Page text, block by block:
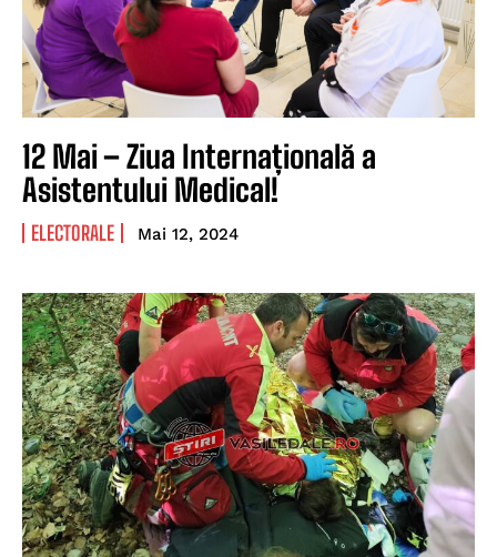
12 Mai – Ziua Internațională a
Asistentului Medical!
ELECTORALE Mai 12, 2024